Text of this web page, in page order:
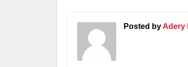
Posted byAdery